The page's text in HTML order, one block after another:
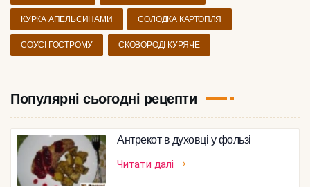
КУРКА АПЕЛЬСИНАМИ СОЛОДКА КАРТОПЛЯ
СОУСІ ГОСТРОМУ СКОВОРОДІ КУРЯЧЕ
Популярні сьогодні рецепти
Антрекот в духовці у фользі
Читати далі